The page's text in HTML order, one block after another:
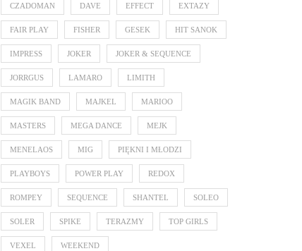
CZADOMAN DAVE EFFECT EXTAZY
FAIR PLAY FISHER GESEK HIT SANOK
IMPRESS JOKER JOKER & SEQUENCE
JORRGUS LAMARO LIMITH
MAGIK BAND MAJKEL MARIOO
MASTERS MEGA DANCE MEJK
MENELAOS MIG PIĘKNI I MŁODZI
PLAYBOYS POWER PLAY REDOX
ROMPEY SEQUENCE SHANTEL SOLEO
SOLER SPIKE TERAZMY TOP GIRLS
VEXEL WEEKEND